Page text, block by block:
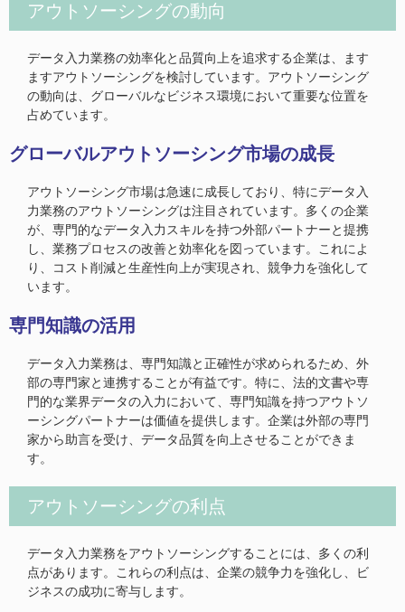
アウトソーシングの動向
データ入力業務の効率化と品質向上を追求する企業は、ます
ますアウトソーシングを検討しています。アウトソーシング
の動向は、グローバルなビジネス環境において重要な位置を
占めています。
グローバルアウトソーシング市場の成長
アウトソーシング市場は急速に成長しており、特にデータ入
力業務のアウトソーシングは注目されています。多くの企業
が、専門的なデータ入力スキルを持つ外部パートナーと提携
し、業務プロセスの改善と効率化を図っています。これによ
り、コスト削減と生産性向上が実現され、競争力を強化して
います。
専門知識の活用
データ入力業務は、専門知識と正確性が求められるため、外
部の専門家と連携することが有益です。特に、法的文書や専
門的な業界データの入力において、専門知識を持つアウトソ
ーシングパートナーは価値を提供します。企業は外部の専門
家から助言を受け、データ品質を向上させることができま
す。
アウトソーシングの利点
データ入力業務をアウトソーシングすることには、多くの利
点があります。これらの利点は、企業の競争力を強化し、ビ
ジネスの成功に寄与します。